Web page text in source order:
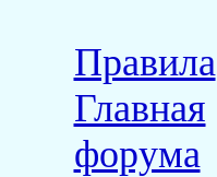
Правила
Главная
форума